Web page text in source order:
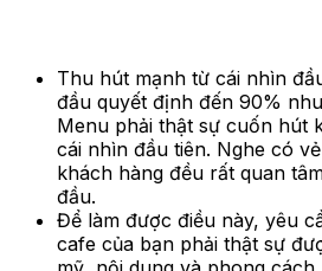
Thu hút mạnh từ cái nhìn
đầu quyết định đến 90%
Menu phải thật sự cuốn hút
cái nhìn đầu tiên. Nghe có
khách hàng đều rất quan
đầu.
Để làm được điều này, yêu
cafe của bạn phải thật sự